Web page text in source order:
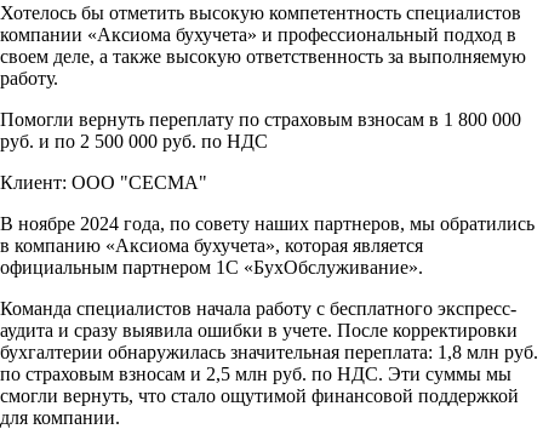
Хотелось бы отметить высокую компетентность специалистов
компании «Аксиома бухучета» и профессиональный подход в
своем деле, а также высокую ответственность за выполняемую
работу.
Помогли вернуть переплату по страховым взносам в 1 800 000
руб. и по 2 500 000 руб. по НДС
Клиент: ООО "СЕСМА"
В ноябре 2024 года, по совету наших партнеров, мы обратились
в компанию «Аксиома бухучета», которая является
официальным партнером 1С «БухОбслуживание».
Команда специалистов начала работу с бесплатного экспресс-
аудита и сразу выявила ошибки в учете. После корректировки
бухгалтерии обнаружилась значительная переплата: 1,8 млн руб.
по страховым взносам и 2,5 млн руб. по НДС. Эти суммы мы
смогли вернуть, что стало ощутимой финансовой поддержкой
для компании.